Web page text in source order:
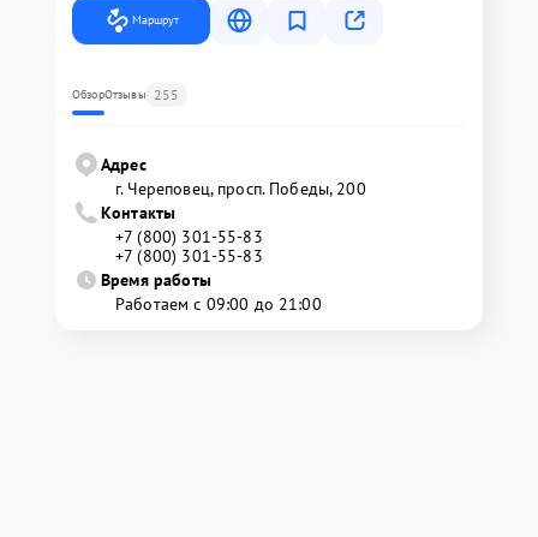
Маршрут
ОбзорОтзывы 255
Адрес
г. Череповец, просп. Победы, 200
Контакты
+7 (800) 301-55-83
+7 (800) 301-55-83
Время работы
Работаем с 09:00 до 21:00